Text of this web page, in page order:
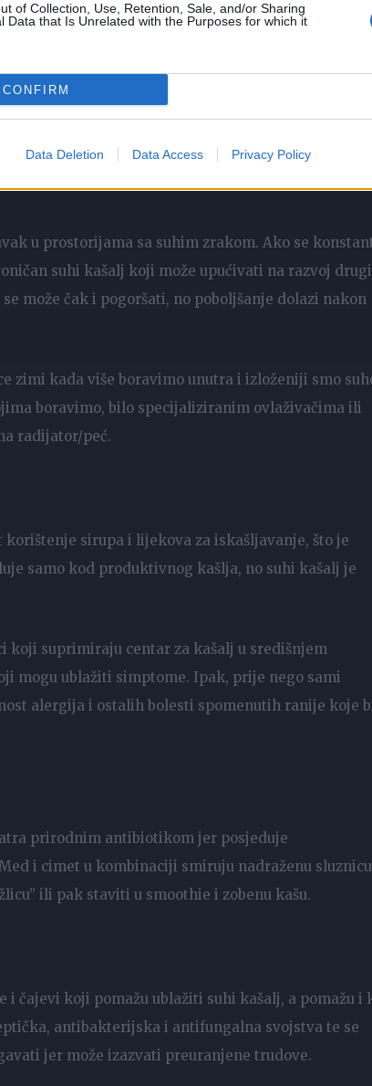
of Collection, Use, Retention, Sale, and/or Sharing
Data that Is Unrelated with the Purposes for which it
CONFIRM
Data Deletion Data Access Privacy Policy
u prostorijama sa suhim zrakom. Ako se
suhi kašalj koji može upućivati na razvoj
može čak i pogoršati, no poboljšanje dolazi nakon
zimi kada više boravimo unutra i izloženiji smo
boravimo, bilo specijaliziranim ovlaživačima ili
radijator/peć.
sirupa i lijekova za iskašljavanje, što je
samo kod produktivnog kašlja, no suhi kašalj je
koji suprimiraju centar za kašalj u središnjem
mogu ublažiti simptome. Ipak, prije nego sami
alergija i ostalih bolesti spomenutih ranije koje
prirodnim antibiotikom jer posjeduje
i cimet u kombinaciji smiruju nadraženu
ili pak staviti u smoothie i zobenu kašu.
i čajevi koji pomažu ublažiti suhi kašalj, a pomažu i
antibakterijska i antifungalna svojstva te se
jer može izazvati preuranjene trudove.